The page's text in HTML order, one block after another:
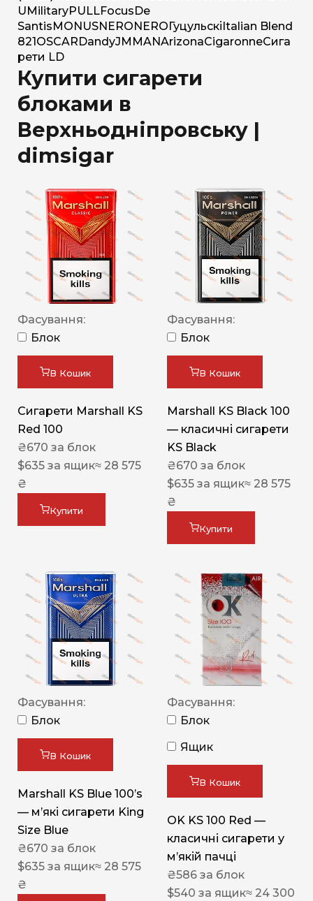
U MilitaryPULLFocus De
Santis MONUSNERO NERO Гуцульскі Italian Blend
821 OSCAR DandyJM MANArizonaCigaronneСига
рети LD
Купити сигарети
блоками в
Верхньодніпровську |
dimsigar
Фасування:
Блок
В Кошик
Сигарети Marshall KS
Red 100
₴670 за блок
$635 за ящик≈ 28 575
₴
Купити
Фасування:
Блок
В Кошик
Marshall KS Black 100
— класичні сигарети
KS Black
₴670 за блок
$635 за ящик≈ 28 575
₴
Купити
Фасування:
Блок
В Кошик
Marshall KS Blue 100’s
— м’які сигарети King
Size Blue
₴670 за блок
$635 за ящик≈ 28 575
₴
Фасування:
Блок
Ящик
В Кошик
OK KS 100 Red —
класичні сигарети у
м’якій пачці
₴586 за блок
$540 за ящик≈ 24 300